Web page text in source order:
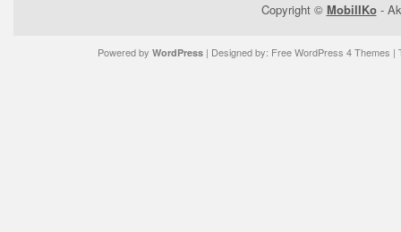
Copyright © MobilIKo-
Powered by WordPress| Designed by: Free WordPress 4 Themes |